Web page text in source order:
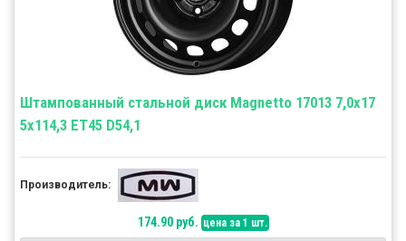
Штампованный стальной диск Magnetto 17013 7,0x17
5x114,3 ET45 D54,1
Производитель:
174.90 руб. цена за 1 шт.